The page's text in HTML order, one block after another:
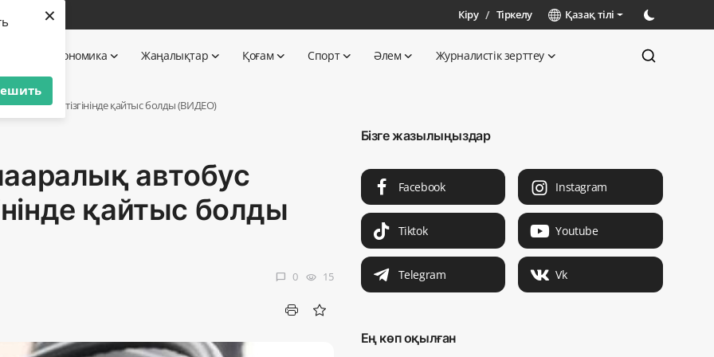
× Кіру / Тіркелу Қазақ тілі
Экономика Жаңалықтар Қоғам Спорт Әлем Журналистік зерттеу
көлік тізгінінде қайтыс болды (ВИДЕО)
автобус
қайтыс болды
chat_bubble 0 visibility 15
Бізге жазылыңыздар
Facebook Instagram
Tiktok Youtube
Telegram Vk
Ең көп оқылған